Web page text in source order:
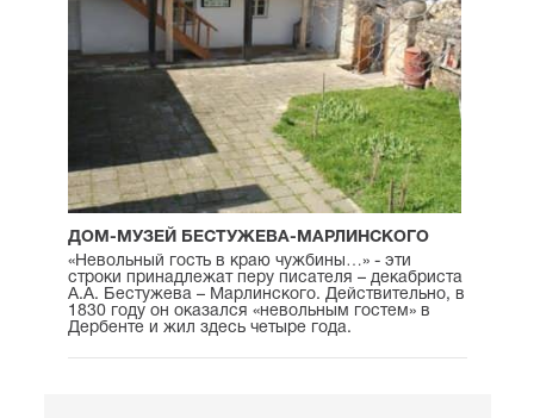
ДОМ-МУЗЕЙ БЕСТУЖЕВА-МАРЛИНСКОГО
«Невольный гость в краю чужбины…» - эти
строки принадлежат перу писателя – декабриста
А.А. Бестужева – Марлинского. Действительно, в
1830 году он оказался «невольным гостем» в
Дербенте и жил здесь четыре года.